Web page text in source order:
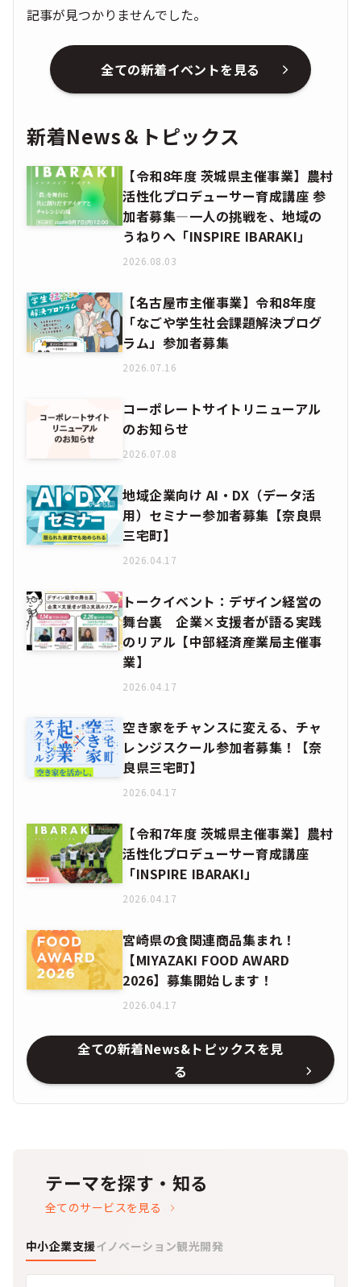
記事が見つかりませんでした。
全ての新着イベントを見る
新着News＆トピックス
【令和8年度 茨城県主催事業】農村
活性化プロデューサー育成講座 参
加者募集―一人の挑戦を、地域の
うねりへ「INSPIRE IBARAKI」
2026.08.03
【名古屋市主催事業】令和8年度
「なごや学生社会課題解決プログ
ラム」参加者募集
2026.07.16
コーポレートサイトリニューアル
のお知らせ
2026.07.08
地域企業向け AI・DX（データ活
用）セミナー参加者募集【奈良県
三宅町】
2026.04.17
トークイベント：デザイン経営の
舞台裏 企業×支援者が語る実践
のリアル【中部経済産業局主催事
業】
2026.04.17
空き家をチャンスに変える、チャ
レンジスクール参加者募集！【奈
良県三宅町】
2026.04.17
【令和7年度 茨城県主催事業】農村
活性化プロデューサー育成講座
「INSPIRE IBARAKI」
2026.04.17
宮崎県の食関連商品集まれ！
【MIYAZAKI FOOD AWARD
2026】募集開始します！
2026.04.17
全ての新着News&トピックスを見
る
テーマを探す・知る
全てのサービスを見る
中小企業支援イノベーション観光開発